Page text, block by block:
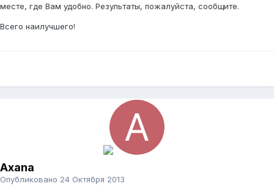
месте, где Вам удобно. Результаты, пожалуйста, сообщите.
Всего наилучшего!
Axana
Опубликовано 24 Октября 2013